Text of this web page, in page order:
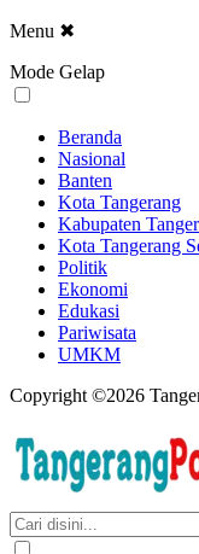
Menu ✖
Mode Gelap
Beranda
Nasional
Banten
Kota Tangerang
Kabupaten
Kota Tangerang
Politik
Ekonomi
Edukasi
Pariwisata
UMKM
Copyright ©2026